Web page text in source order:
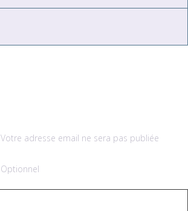
Votre adresse email ne sera pas publiée
Optionnel